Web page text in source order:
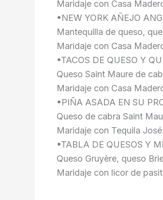
Maridaje con Casa
•NEW YORK AÑEJO
Mantequilla de queso,
Maridaje con Casa
•TACOS DE QUESO Y
Queso Saint Maure de
Maridaje con Casa
•PIÑA ASADA EN SU
Queso de cabra Saint
Maridaje con Tequila
•TABLA DE QUESOS Y
Queso Gruyère, queso
Maridaje con licor de